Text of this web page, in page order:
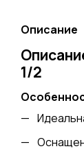
Описание
1/2